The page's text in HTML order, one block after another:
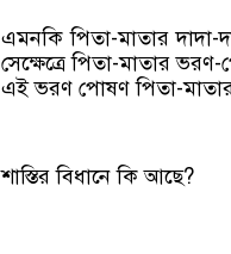
এমনকি পিতা-মাতার দাদা-
সেক্ষেত্রে পিতা-মাতার
এই ভরণ পোষণ পিতা-
শাস্তির বিধানে কি আছে?